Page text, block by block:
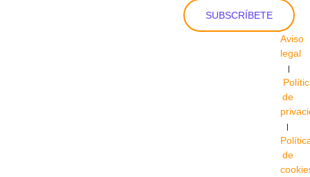
SUBSCRÍBETE
Aviso
legal
|
de
|
de